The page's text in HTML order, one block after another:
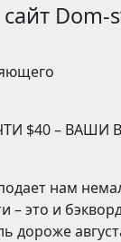
Dom-
$40 – ВАШИ
нам
– это и
дороже